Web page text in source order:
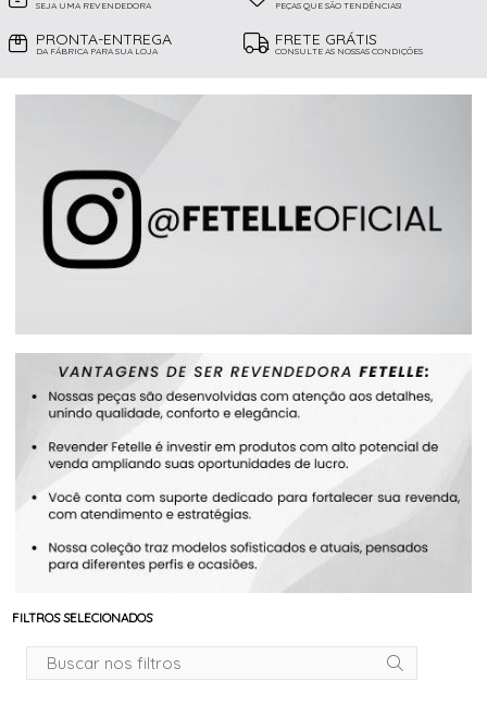
SEJA UMA REVENDEDORA PEÇAS QUE SÃO TENDÊNCIAS!
PRONTA-ENTREGA
DA FÁBRICA PARA SUA LOJA
FRETE GRÁTIS
CONSULTE AS NOSSAS CONDIÇÕES
FILTROS SELECIONADOS